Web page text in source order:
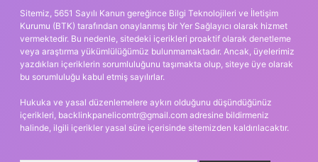
Sitemiz, 5651 Sayılı Kanun gereğince Bilgi Teknolojileri ve İletişim
Kurumu (BTK) tarafından onaylanmış bir Yer Sağlayıcı olarak hizmet
vermektedir. Bu nedenle, sitedeki içerikleri proaktif olarak denetleme
veya araştırma yükümlülüğümüz bulunmamaktadır. Ancak, üyelerimiz
yazdıkları içeriklerin sorumluluğunu taşımakta olup, siteye üye olarak
bu sorumluluğu kabul etmiş sayılırlar.
Hukuka ve yasal düzenlemelere aykırı olduğunu düşündüğünüz
içerikleri, backlinkpanelicomtr@gmail.com adresine bildirmeniz
halinde, ilgili içerikler yasal süre içerisinde sitemizden kaldırılacaktır.